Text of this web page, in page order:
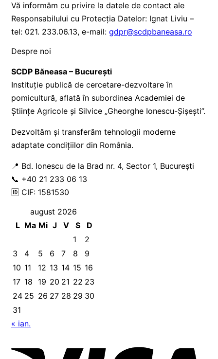
Vă informăm cu privire la datele de contact ale
Responsabilului cu Protecția Datelor: Ignat Liviu –
tel: 021. 233.06.13, e-mail: gdpr@scdpbaneasa.ro
Despre noi
SCDP Băneasa – București
Instituție publică de cercetare-dezvoltare în
pomicultură, aflată în subordinea Academiei de
Științe Agricole și Silvice „Gheorghe Ionescu-Șișești”.
Dezvoltăm și transferăm tehnologii moderne
adaptate condițiilor din România.
📍 Bd. Ionescu de la Brad nr. 4, Sector 1, București
📞 +40 21 233 06 13
🆔 CIF: 1581530
august 2026
L Ma Mi J V S
D
1
2
3
4 5 6 7 8
9
10 11 12 13 14 15 16
17 18 19 20 21 22 23
24 25 26 27 28 29 30
31
« ian.